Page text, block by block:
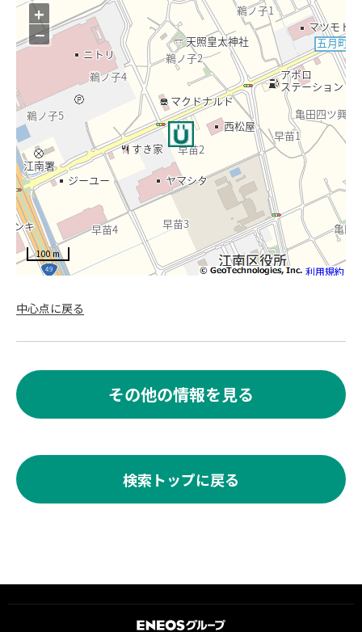
利用規約
+
−
100 m
中心点に戻る
その他の情報を見る
検索トップに戻る